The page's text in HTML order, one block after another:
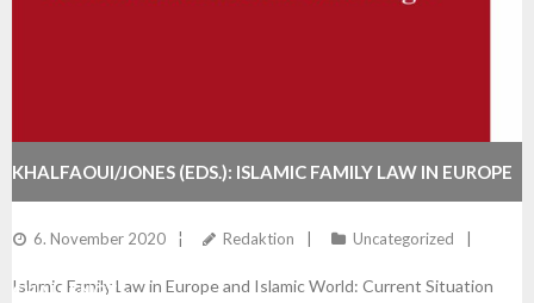
KHALFAOUI/JONES (EDS.): ISLAMIC FAMILY LAW IN EUROPE
AND ISLAMIC WORLD: CURRENT SITUATION AND
CHALLENGES
6. November 2020 Redaktion Uncategorized
Islamic Family Law in Europe and Islamic World: Current Situation